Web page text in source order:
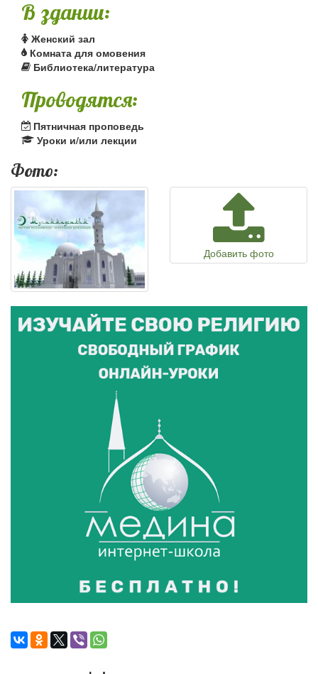
В здании:
Женский зал
Комната для омовения
Библиотека/литература
Проводятся:
Пятничная проповедь
Уроки и/или лекции
Фото:
Добавить фото